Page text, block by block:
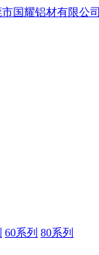
60系列 80系列